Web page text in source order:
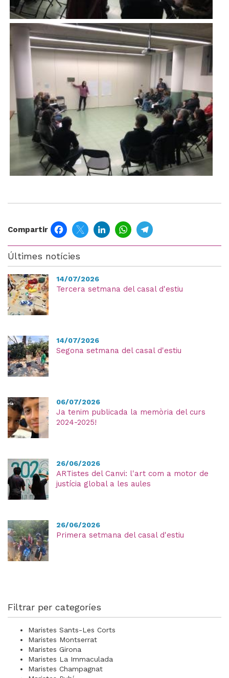
Imatge
Compartir FacebookTwitterLinkedInWhatsApp
Últimes notícies
14/07/2026
Tercera setmana del casal d'estiu
14/07/2026
Segona setmana del casal d'estiu
06/07/2026
Ja tenim publicada la memòria del curs
2024-2025!
26/06/2026
ARTistes del Canvi: l'art com a motor de
justícia global a les aules
26/06/2026
Primera setmana del casal d'estiu
Filtrar per categoríes
Maristes Sants-Les Corts
Maristes Montserrat
Maristes Girona
Maristes La Immaculada
Maristes Champagnat